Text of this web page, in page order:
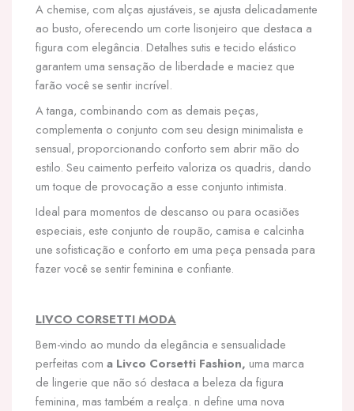
A chemise, com alças ajustáveis, se ajusta delicadamente
ao busto, oferecendo um corte lisonjeiro que destaca a
figura com elegância. Detalhes sutis e tecido elástico
garantem uma sensação de liberdade e maciez que
farão você se sentir incrível.
A tanga, combinando com as demais peças,
complementa o conjunto com seu design minimalista e
sensual, proporcionando conforto sem abrir mão do
estilo. Seu caimento perfeito valoriza os quadris, dando
um toque de provocação a esse conjunto intimista.
Ideal para momentos de descanso ou para ocasiões
especiais, este conjunto de roupão, camisa e calcinha
une sofisticação e conforto em uma peça pensada para
fazer você se sentir feminina e confiante.
LIVCO CORSETTI MODA
Bem-vindo ao mundo da elegância e sensualidade
perfeitas com a Livco Corsetti Fashion, uma marca
de lingerie que não só destaca a beleza da figura
feminina, mas também a realça. n define uma nova